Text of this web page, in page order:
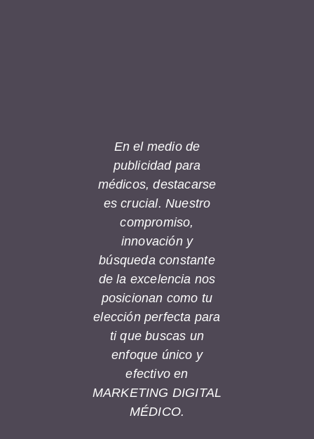
En el medio de
publicidad para
médicos, destacarse
es crucial. Nuestro
compromiso,
innovación y
búsqueda constante
de la excelencia nos
posicionan como tu
elección perfecta para
ti que buscas un
enfoque único y
efectivo en
MARKETING DIGITAL
MÉDICO.